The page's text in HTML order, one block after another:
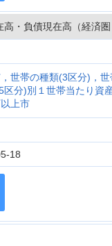
・負債現在高（経済圏
世帯の種類(3区分)，世
区分)別１世帯当たり資
上市
18